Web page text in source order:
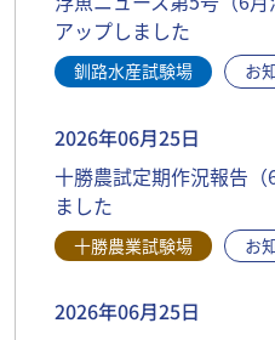
アップしました
釧路水産試験場 お
2026年06月25日
十勝農試定期作況報告
ました
十勝農業試験場 お
2026年06月25日